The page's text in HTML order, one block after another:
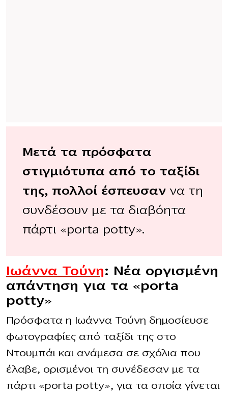
Μετά τα πρόσφατα
στιγμιότυπα από το ταξίδι
της, πολλοί έσπευσαν να τη
συνδέσουν με τα διαβόητα
πάρτι «porta potty».
Ιωάννα Τούνη: Νέα οργισμένη
απάντηση για τα «porta
potty»
Πρόσφατα η Ιωάννα Τούνη δημοσίευσε
φωτογραφίες από ταξίδι της στο
Ντουμπάι και ανάμεσα σε σχόλια που
έλαβε, ορισμένοι τη συνέδεσαν με τα
πάρτι «porta potty», για τα οποία γίνεται